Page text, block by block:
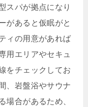
スパが拠点になり
があると仮眠がと
ィの用意があれば
用エリアやセキュ
をチェックしてお
、岩盤浴やサウナ
場合があるため、